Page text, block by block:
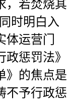
，若焚烧其
时明白入
运营门
惩罚法》
》的焦点是
不予行政惩